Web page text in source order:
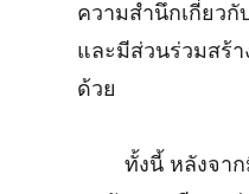
ความสำนึกเกี่ยวกั
และมีส่วนร่วมสร้
ด้วย
ทั้งนี้ หลังจากมี